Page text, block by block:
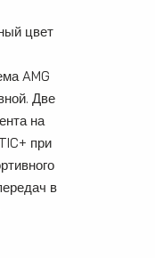
цвет
AMG
Две
на
при
в